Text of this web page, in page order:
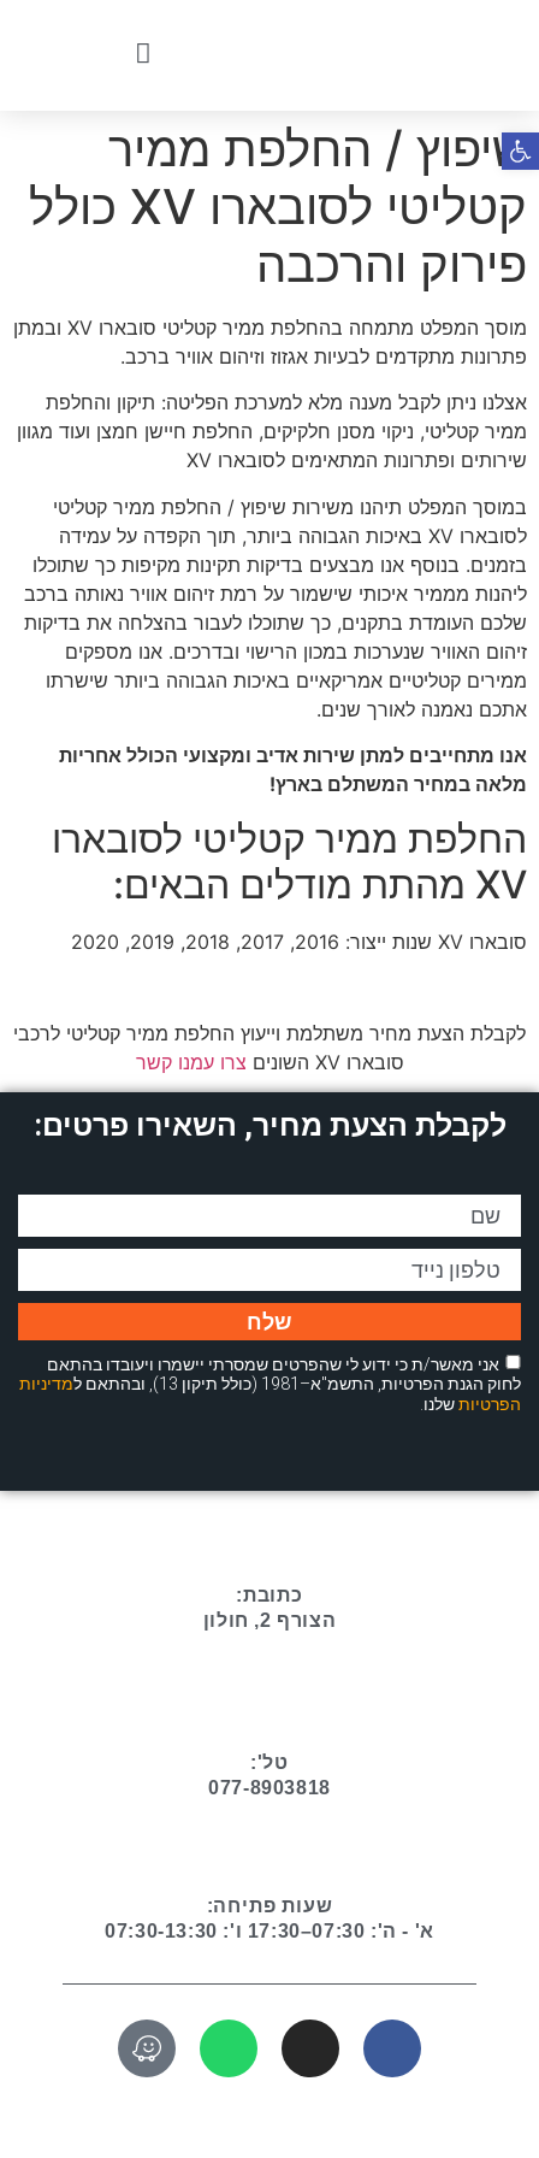
שיפוץ / החלפת ממיר
קטליטי לסובארו XV כולל
פירוק והרכבה
מוסך המפלט מתמחה בהחלפת ממיר קטליטי סובארו XV ובמתן
פתרונות מתקדמים לבעיות אגזוז וזיהום אוויר ברכב.
אצלנו ניתן לקבל מענה מלא למערכת הפליטה: תיקון והחלפת
ממיר קטליטי, ניקוי מסנן חלקיקים, החלפת חיישן חמצן ועוד מגוון
שירותים ופתרונות המתאימים לסובארו XV
במוסך המפלט תיהנו משירות שיפוץ / החלפת ממיר קטליטי
לסובארו XV באיכות הגבוהה ביותר, תוך הקפדה על עמידה
בזמנים. בנוסף אנו מבצעים בדיקות תקינות מקיפות כך שתוכלו
ליהנות מממיר איכותי שישמור על רמת זיהום אוויר נאותה ברכב
שלכם העומדת בתקנים, כך שתוכלו לעבור בהצלחה את בדיקות
זיהום האוויר שנערכות במכון הרישוי ובדרכים. אנו מספקים
ממירים קטליטיים אמריקאיים באיכות הגבוהה ביותר שישרתו
אתכם נאמנה לאורך שנים.
אנו מתחייבים למתן שירות אדיב ומקצועי הכולל אחריות
מלאה במחיר המשתלם בארץ!
החלפת ממיר קטליטי לסובארו
XV מהתת מודלים הבאים:
סובארו XV שנות ייצור: 2016, 2017, 2018, 2019, 2020
לקבלת הצעת מחיר משתלמת וייעוץ החלפת ממיר קטליטי לרכבי
סובארו XV השונים
צרו עמנו קשר
לקבלת הצעת מחיר, השאירו פרטים:
אני מאשר/ת כי ידוע לי שהפרטים שמסרתי יישמרו ויעובדו בהתאם
לחוק הגנת הפרטיות, התשמ"א–1981 (כולל תיקון 13), ובהתאם ל
מדיניות
הפרטיותשלנו.
שלח
כתובת:
הצורף 2, חולון
טל':
077-8903818
שעות פתיחה:
א' - ה': 07:30–17:30 ו': 07:30-13:30
פתח סרגל נגישות